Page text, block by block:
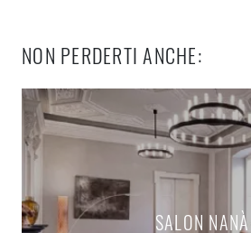
NON PERDERTI ANCHE:
SALON NANÀ